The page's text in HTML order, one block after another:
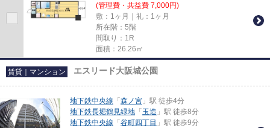
(管理費・共益費 7,000円)
敷：1ヶ月｜礼：1ヶ月
所在階：5階
間取り：1R
面積：26.26㎡
賃貸｜マンション エスリード大阪城公園
地下鉄中央線 「 森ノ宮 」駅 徒歩4分
地下鉄長堀鶴見緑地 「 玉造 」駅 徒歩8分
地下鉄中央線 「 谷町四丁目 」駅 徒歩9分